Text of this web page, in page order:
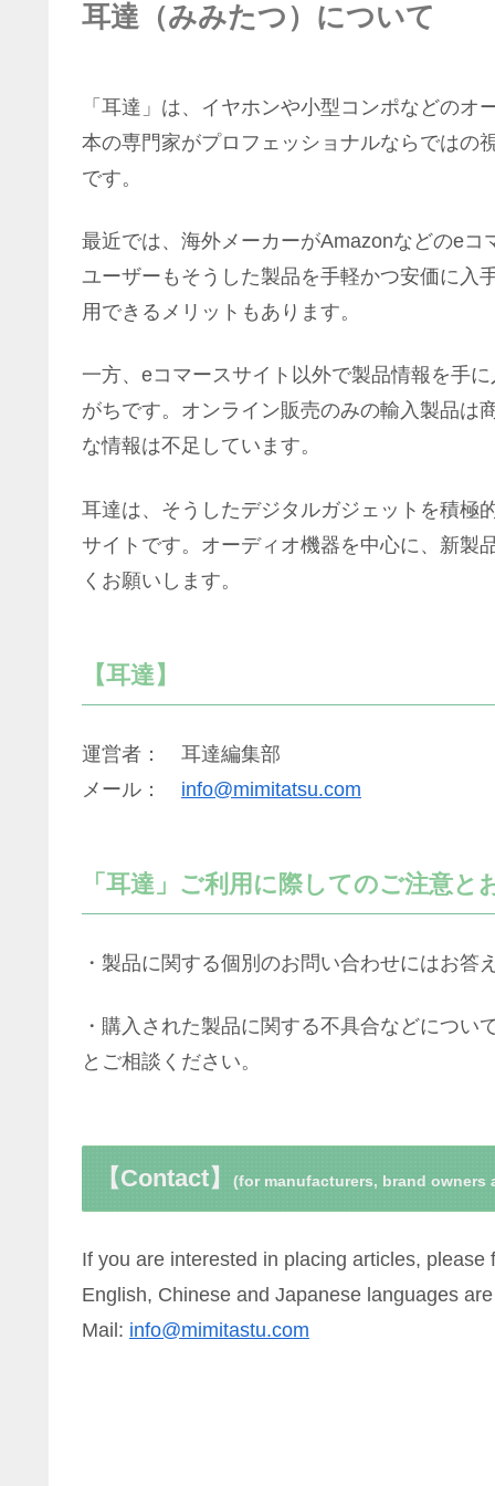
耳達（みみたつ）について
「耳達」は、イヤホンや小型コンポなどの
本の専門家がプロフェッショナルならではの
です。
最近では、海外メーカーがAmazonなどのe
ユーザーもそうした製品を手軽かつ安価に入
用できるメリットもあります。
一方、eコマースサイト以外で製品情報を手
がちです。オンライン販売のみの輸入製品は
な情報は不足しています。
耳達は、そうしたデジタルガジェットを積極
サイトです。オーディオ機器を中心に、新製
くお願いします。
【耳達】
運営者： 耳達編集部
メール： info@mimitatsu.com
「耳達」ご利用に際してのご注意と
・製品に関する個別のお問い合わせにはお答
・購入された製品に関する不具合などにつ
とご相談ください。
【Contact】 (for manufacturers, brand owners
If you are interested in placing articles, please
English, Chinese and Japanese languages
Mail: info@mimitastu.com